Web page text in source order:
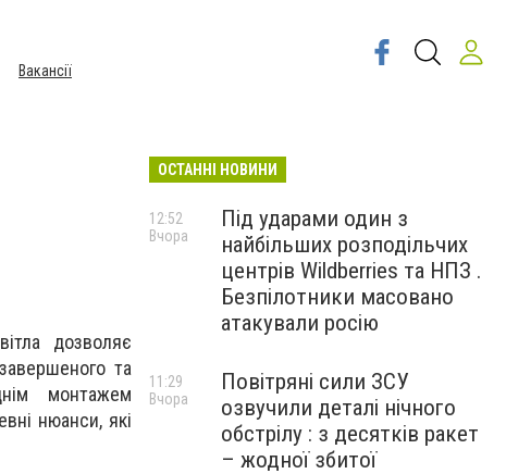
Вакансії
дозволяє
та
монтажем
нюанси, які
ОСТАННІ НОВИНИ
Під ударами один з
найбільших розподільчих
центрів Wildberries та НПЗ .
Безпілотники масовано
атакували росію
12:52
Вчора
Повітряні сили ЗСУ
озвучили деталі нічного
обстрілу : з десятків ракет
– жодної збитої
11:29
Вчора